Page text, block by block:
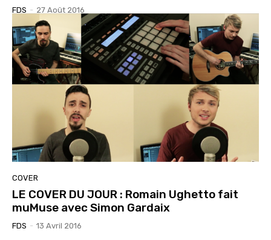
FDS - 27 Août 2016
COVER
LE COVER DU JOUR : Romain Ughetto fait
muMuse avec Simon Gardaix
FDS - 13 Avril 2016